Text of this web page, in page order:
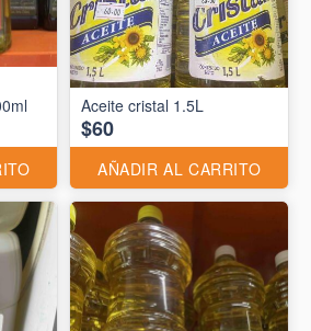
Aceite cristal 1.5L
$60
AÑADIR AL CARRITO